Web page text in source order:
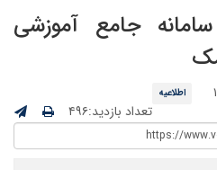
سامانه جامع آموزشی
اطلاعیه
تعداد بازدید:۴۹۶